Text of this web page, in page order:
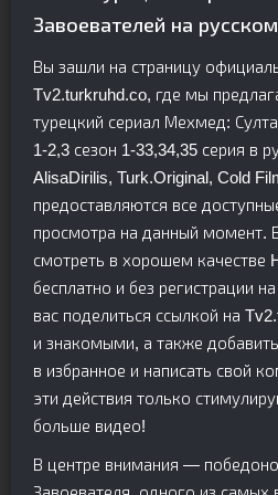
Завоевателей на
Вы зашли на страницу
Tv2.turkruhd.co, где мы
турецкий сериал Мехмед:
1-2,3 сезон 1-33,34,35 серия в
AlisaDirilis, Turk.Original, Cold
предоставляются все
просмотра на данный момент.
смотреть в хорошем качестве
бесплатно и без регистрации
вас поделиться ссылкой на
и знакомыми, а также
в избранное и написать свой
эти действия только
больше видео!
В центре внимания —